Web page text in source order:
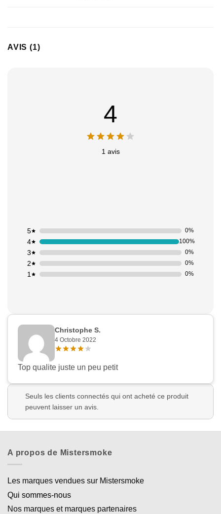
AVIS (1)
4
1 avis
1 0%
2 0%
3 0%
4 100%
5 0%
Christophe S.
4 Octobre 2022
Top qualite juste un peu petit
Seuls les clients connectés qui ont acheté ce produit
peuvent laisser un avis.
A propos de Mistersmoke
Les marques vendues sur Mistersmoke
Qui sommes-nous
Nos marques et marques partenaires